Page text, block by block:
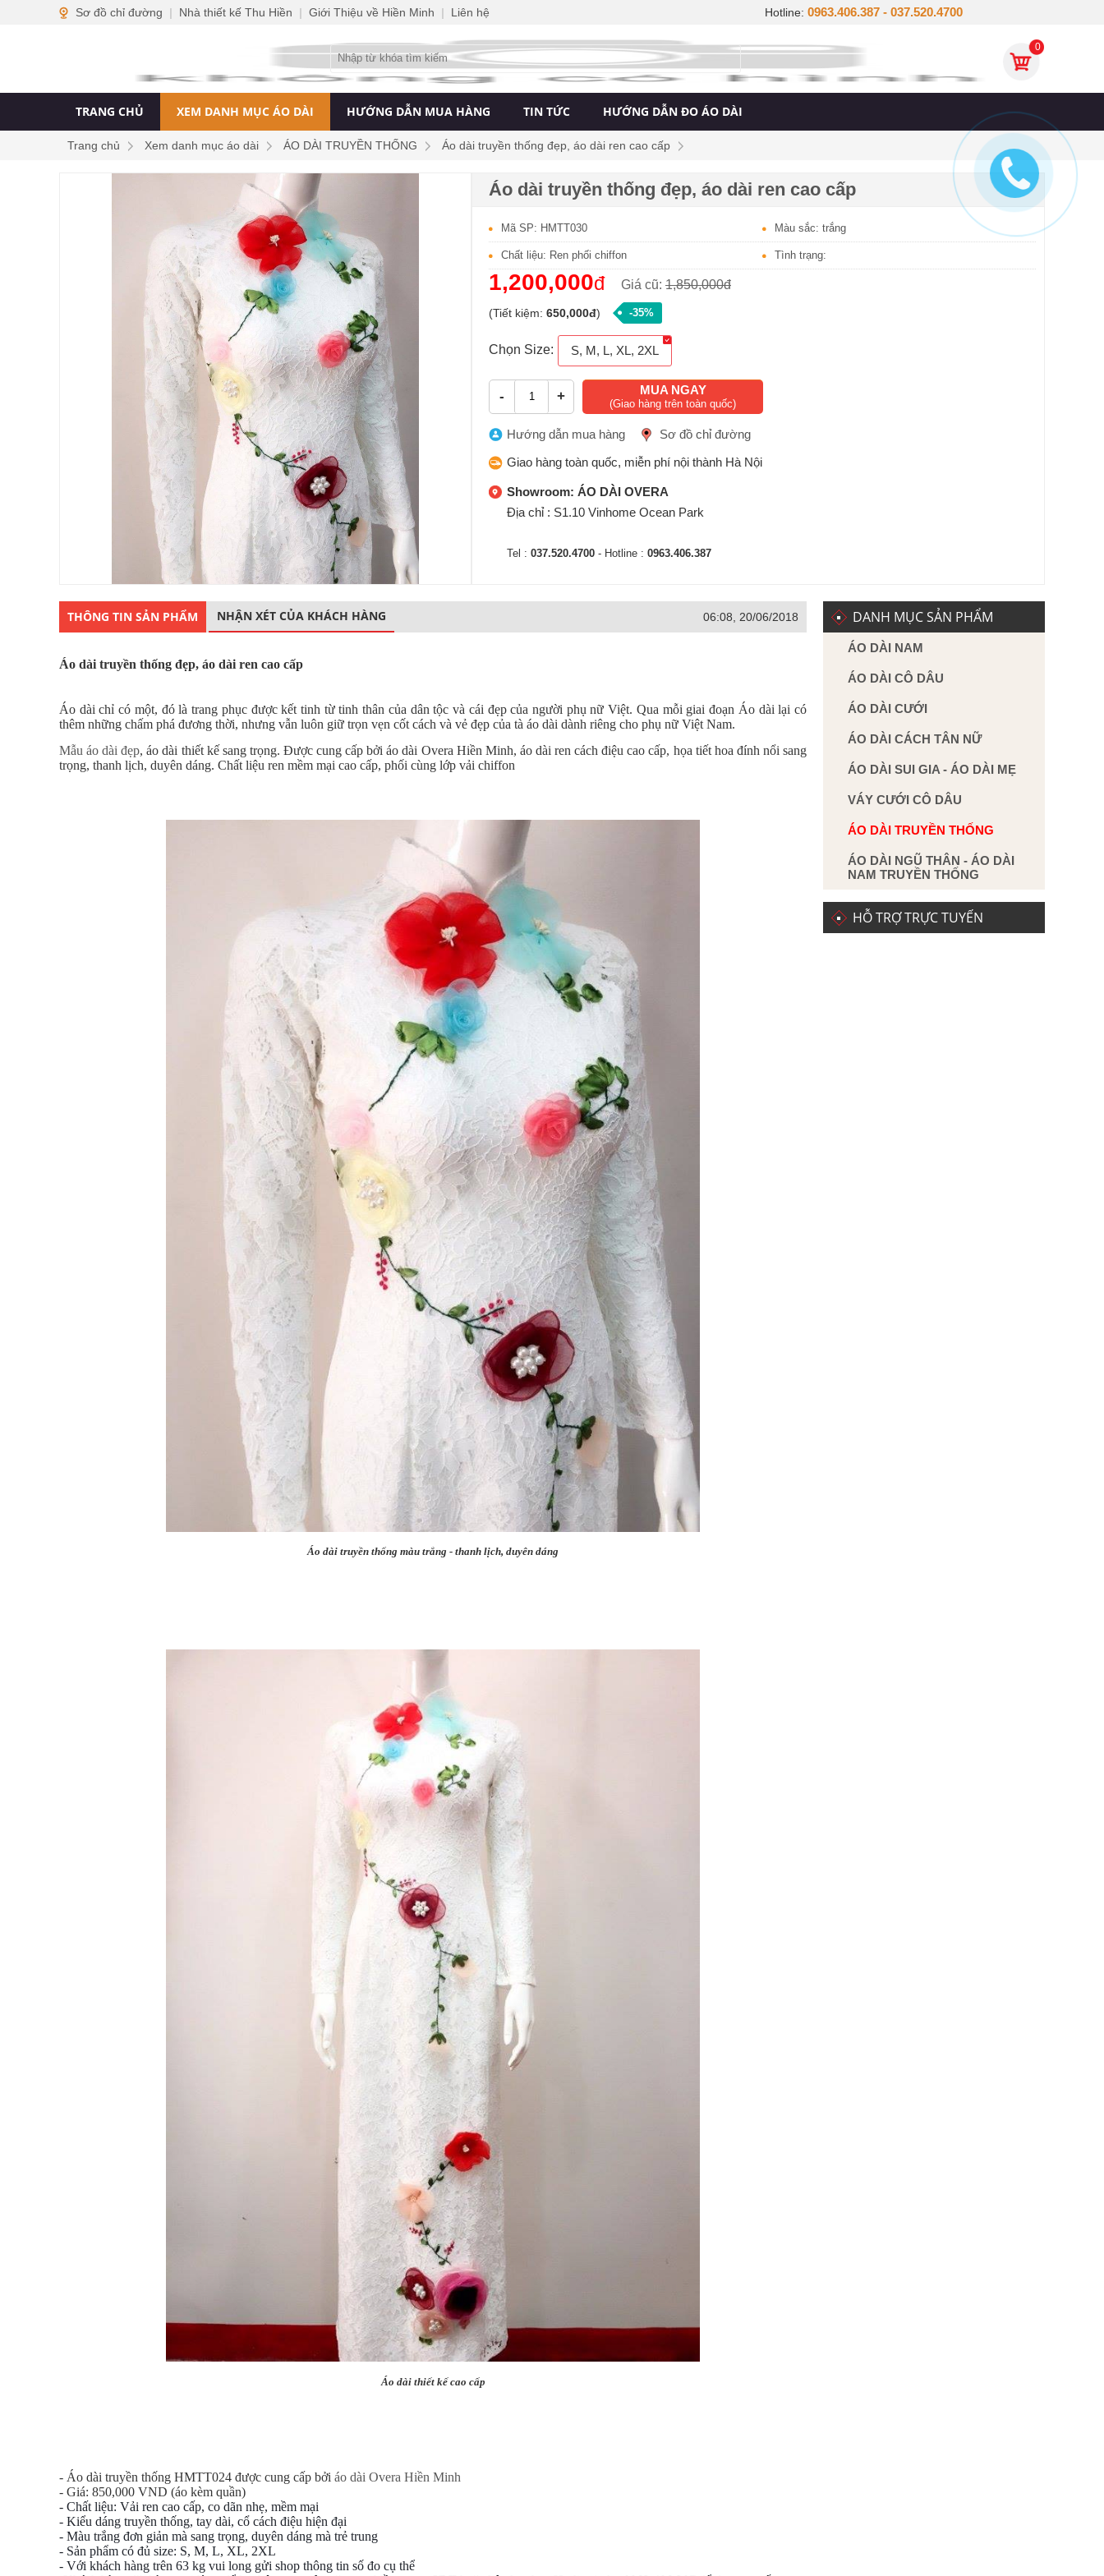
0
TRANG CHỦ XEM DANH MỤC ÁO DÀI HƯỚNG DẪN MUA HÀNG TIN TỨC HƯỚNG DẪN ĐO ÁO DÀI
Trang chủ Xem danh mục áo dài ÁO DÀI TRUYỀN THỐNG Áo dài truyền thống đẹp, áo dài ren cao cấp
Áo dài truyền thống đẹp, áo dài ren cao cấp
Mã SP: HMTT030 Màu sắc: trắng
Chất liệu: Ren phối chiffon Tình trạng:
1,200,000đ Giá cũ: 1,850,000đ
(Tiết kiệm: 650,000đ) -35%
Chọn Size: S, M, L, XL, 2XL
- + MUA NGAY
(Giao hàng trên toàn quốc)
Hướng dẫn mua hàng
Sơ đồ chỉ đường
Giao hàng toàn quốc, miễn phí nội thành Hà Nội
Showroom: ÁO DÀI OVERA
Địa chỉ : S1.10 Vinhome Ocean Park
Tel : 037.520.4700 - Hotline : 0963.406.387
06:08, 20/06/2018
THÔNG TIN SẢN PHẨM NHẬN XÉT CỦA KHÁCH HÀNG
Áo dài truyền thống đẹp, áo dài ren cao cấp
Áo dài chỉ có một, đó là trang phục được kết tinh từ tinh thân của dân tộc và cái đẹp của người phụ nữ Việt. Qua mỗi giai đoạn Áo dài lại có
thêm những chấm phá đương thời, nhưng vẫn luôn giữ trọn vẹn cốt cách và vẻ đẹp của tà áo dài dành riêng cho phụ nữ Việt Nam.
Mẫu áo dài đẹp, áo dài thiết kế sang trọng. Được cung cấp bởi áo dài Overa Hiền Minh, áo dài ren cách điệu cao cấp, họa tiết hoa đính nổi sang
trọng, thanh lịch, duyên dáng. Chất liệu ren mềm mại cao cấp, phối cùng lớp vải chiffon
Áo dài truyền thống màu trắng - thanh lịch, duyên dáng
Áo dài thiết kế cao cấp
- Áo dài truyền thống HMTT024 được cung cấp bởi áo dài Overa Hiền Minh
- Giá: 850,000 VND (áo kèm quần)
- Chất liệu: Vải ren cao cấp, co dãn nhẹ, mềm mại
- Kiểu dáng truyền thống, tay dài, cổ cách điệu hiện đại
- Màu trắng đơn giản mà sang trọng, duyên dáng mà trẻ trung
- Sản phẩm có đủ size: S, M, L, XL, 2XL
- Với khách hàng trên 63 kg vui long gửi shop thông tin số đo cụ thể
DANH MỤC SẢN PHẨM
ÁO DÀI NAM
ÁO DÀI CÔ DÂU
ÁO DÀI CƯỚI
ÁO DÀI CÁCH TÂN NỮ
ÁO DÀI SUI GIA - ÁO DÀI MẸ
VÁY CƯỚI CÔ DÂU
ÁO DÀI TRUYỀN THỐNG
ÁO DÀI NGŨ THÂN - ÁO DÀI
NAM TRUYỀN THỐNG
HỖ TRỢ TRỰC TUYẾN
Hotline: 0963.406.387 - 037.520.4700
Sơ đồ chỉ đường | Nhà thiết kế Thu Hiền | Giới Thiệu về Hiền Minh | Liên hệ